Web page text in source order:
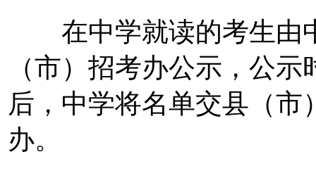
在中学就读的考生由
（市）招考办公示，公
后，中学将名单交县（
办。